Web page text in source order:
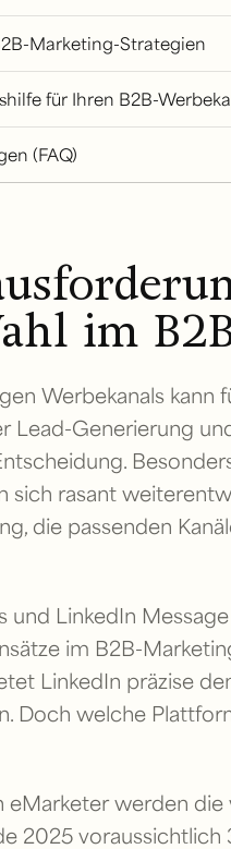
Marketing-Strategien
für Ihren B2B-
(FAQ)
im
Werbekanals
Lead-Generierung
sich rasant
die passenden
und LinkedIn
im B2B-
LinkedIn präzise
Doch welche
eMarketer werden
2025